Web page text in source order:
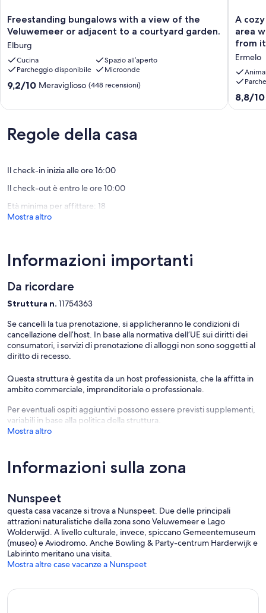
Freestanding
bungalows
a
view
of
the
Veluwemeer
a
courtyard
Elburg
Freestanding bungalows with a view of the
Veluwemeer or adjacent to a courtyard garden.
Elburg
Cucina
Spazio all’aperto
Parcheggio disponibile
Microonde
9.2
(448
recensioni)
9,2/10 Meraviglioso (448 recensioni)
A
cozy
style
cottage
in
a
wooded
area
4+2-
person
A
area
from it
this
at
the
Ermelo
8.8
su
8,8/10
Regole della casa
Il check-in inizia alle ore 16:00
Il check-out è entro le ore 10:00
Età minima per affittare: 18
Mostra altro
Informazioni importanti
Da ricordare
Struttura n. 11754363
Se cancelli la tua prenotazione, si applicheranno le condizioni di
cancellazione dell’host. In base alla normativa dell’UE sui diritti dei
consumatori, i servizi di prenotazione di alloggi non sono soggetti al
diritto di recesso.
Questa struttura è gestita da un host professionista, che la affitta in
ambito commerciale, imprenditoriale o professionale.
Per eventuali ospiti aggiuntivi possono essere previsti supplementi,
variabili in base alla politica della struttura.
Mostra altro
Informazioni sulla zona
Nunspeet
questa casa vacanze si trova a Nunspeet. Due delle principali
attrazioni naturalistiche della zona sono Veluwemeer e Lago
Wolderwijd. A livello culturale, invece, spiccano Gemeentemuseum
(museo) e Aviodromo. Anche Bowling & Party-centrum Harderwijk e
Labirinto meritano una visita.
Mostra altre case vacanze a Nunspeet